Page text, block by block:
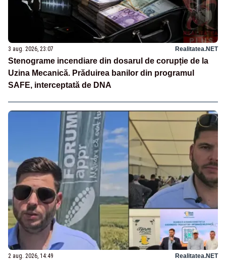
3 aug. 2026, 23:07 Realitatea.NET
Stenograme incendiare din dosarul de corupție de la
Uzina Mecanică. Prăduirea banilor din programul
SAFE, interceptată de DNA
2 aug. 2026, 14:49 Realitatea.NET